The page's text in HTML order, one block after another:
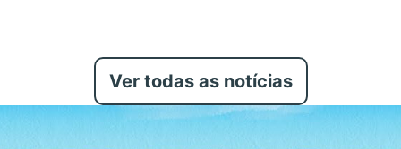
Ver todas as notícias